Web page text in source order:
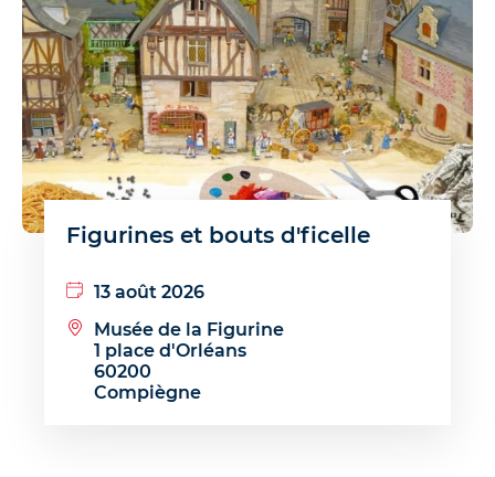
Figurines et bouts d'ficelle
13 août 2026
Musée de la Figurine
1 place d'Orléans
60200
Compiègne